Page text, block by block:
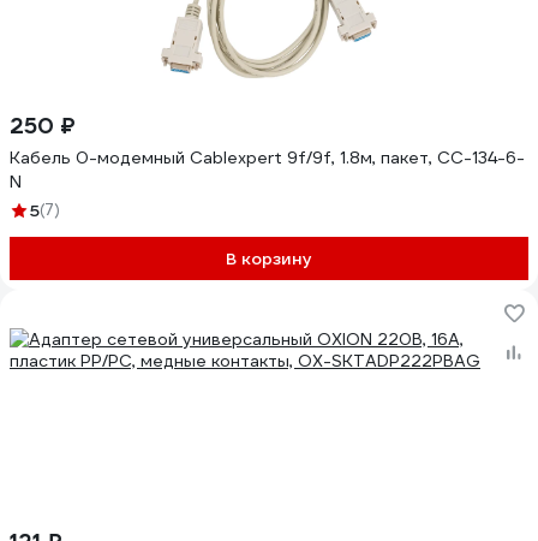
250 ₽
Кабель 0-модемный Cablexpert 9f/9f, 1.8м, пакет, CC-134-6-
N
5(7)
В корзину